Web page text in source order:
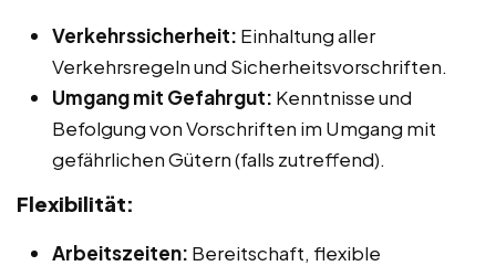
Verkehrssicherheit: Einhaltung aller
Verkehrsregeln und Sicherheitsvorschriften.
Umgang mit Gefahrgut: Kenntnisse und
Befolgung von Vorschriften im Umgang mit
gefährlichen Gütern (falls zutreffend).
Flexibilität:
Arbeitszeiten: Bereitschaft, flexible